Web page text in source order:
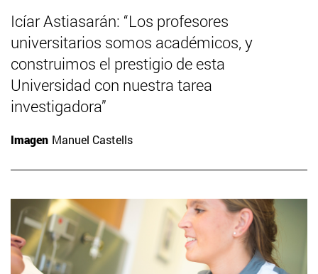
Icíar Astiasarán: “Los profesores
universitarios somos académicos, y
construimos el prestigio de esta
Universidad con nuestra tarea
investigadora”
Imagen Manuel Castells